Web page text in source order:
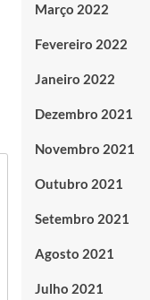
Março 2022
Fevereiro 2022
Janeiro 2022
Dezembro 2021
Novembro 2021
Outubro 2021
Setembro 2021
Agosto 2021
Julho 2021